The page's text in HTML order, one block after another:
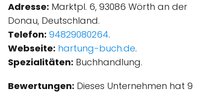
Adresse: Marktpl. 6, 93086 Wörth an der
Donau, Deutschland.
Telefon: 94829080264.
Webseite: hartung-buch.de.
Spezialitäten: Buchhandlung.
Bewertungen: Dieses Unternehmen hat 9